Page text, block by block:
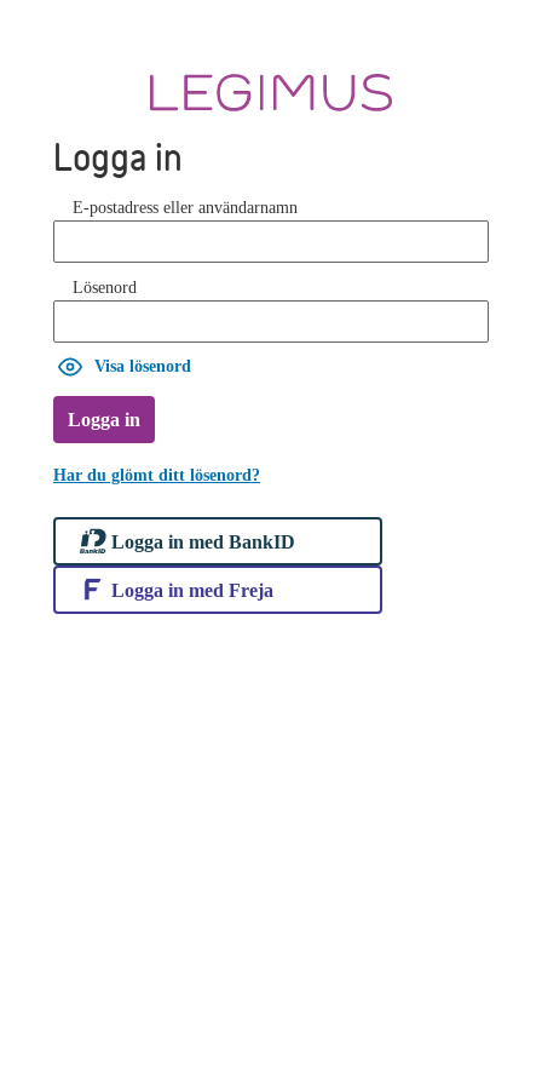
Logga in
E-postadress eller användarnamn
Lösenord
Visa lösenord
Logga in
Har du glömt ditt lösenord?
Logga in med BankID
Logga in med Freja